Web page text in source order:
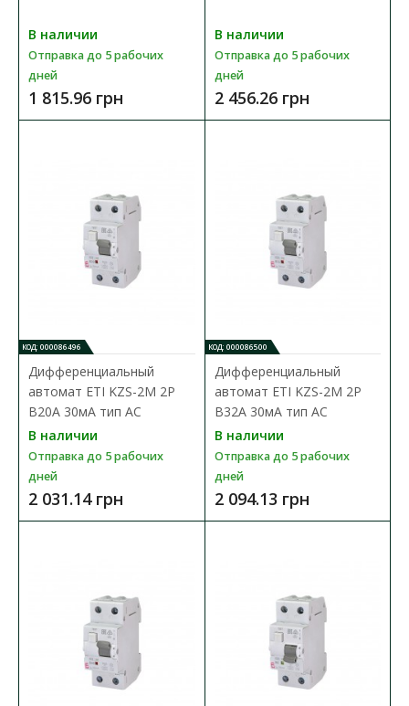
Дифреле ЕТІ EFI-4 4P 80А 100мА тип AC 10kA
применяются в целях защиты от поражения электрически..
3 789.37 грн
В сравнения
В закладки
В наличии
Отправка до 5 рабочих
дней
1 815.96 грн
В наличии
Отправка до 5 рабочих
дней
2 456.26 грн
КОД: 000086496
Дифференциальный
автомат ETI KZS-2M 2P
B20А 30мA тип AC
В наличии
Отправка до 5 рабочих
дней
2 031.14 грн
КОД: 000086500
Дифференциальный
автомат ETI KZS-2M 2P
B32А 30мA тип AC
В наличии
Отправка до 5 рабочих
дней
2 094.13 грн